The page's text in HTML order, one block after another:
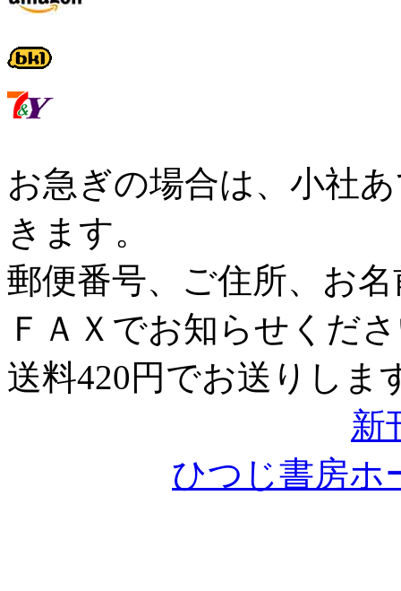
お急ぎの場合は、小社
きます。
郵便番号、ご住所、お
ＦＡＸでお知らせくだ
送料420円でお送りしま
新
ひつじ書房ホ